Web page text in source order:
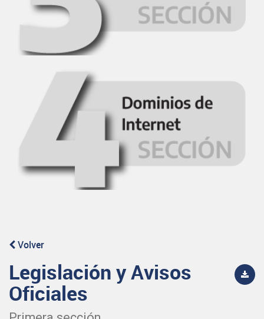
Volver
Legislación y Avisos
Oficiales